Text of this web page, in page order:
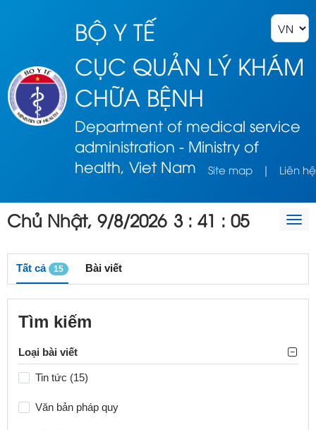
BỘ Y TẾ
CỤC QUẢN LÝ KHÁM
CHỮA BỆNH
Department of medical service
administration - Ministry of
health, Viet Nam
Site map | Liên hệ
Chủ Nhật, 9/8/2026 3 : 41 : 05
Tất cả 15 Bài viết
Tìm kiếm
Loại bài viết
Tin tức (15)
Văn bản pháp quy